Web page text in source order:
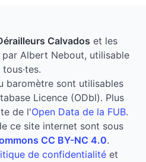
Calvados et les
par Albert Nebout, utilisable
baromètre sont utilisables
Licence (ODbl). Plus
de l'Open Data de la FUB.
ce site internet sont sous
CC BY-NC 4.0.
de confidentialité et